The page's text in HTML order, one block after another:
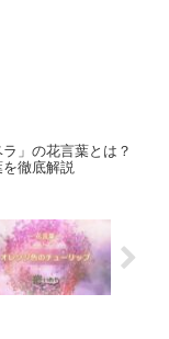
ラ」の花言葉とは？
徹底解説